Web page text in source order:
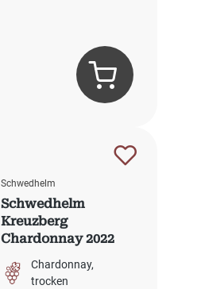
Schwedhelm
Schwedhelm
Kreuzberg
Chardonnay 2022
trocken
Chardonnay
trocken